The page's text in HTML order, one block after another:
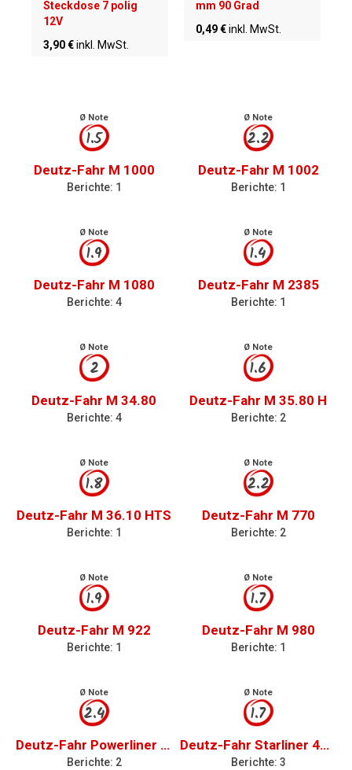
Steckdose 7 polig
12V
3,90 €inkl. MwSt.
mm 90 Grad
0,49 €inkl. MwSt.
Ø Note
1.5
Deutz-Fahr M 1000
Berichte: 1
Ø Note
2.2
Deutz-Fahr M 1002
Berichte: 1
Ø Note
1.9
Deutz-Fahr M 1080
Berichte: 4
Ø Note
1.4
Deutz-Fahr M 2385
Berichte: 1
Ø Note
2
Deutz-Fahr M 34.80
Berichte: 4
Ø Note
1.6
Deutz-Fahr M 35.80 H
Berichte: 2
Ø Note
1.8
Deutz-Fahr M 36.10 HTS
Berichte: 1
Ø Note
2.2
Deutz-Fahr M 770
Berichte: 2
Ø Note
1.9
Deutz-Fahr M 922
Berichte: 1
Ø Note
1.7
Deutz-Fahr M 980
Berichte: 1
Ø Note
2.4
Deutz-Fahr Powerliner 4030
Berichte: 2
Ø Note
1.7
Deutz-Fahr Starliner 4045 H
Berichte: 3